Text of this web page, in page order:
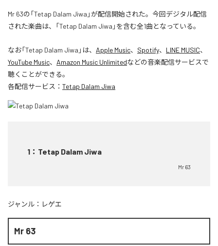
Mr 63の「Tetap Dalam Jiwa」が配信開始された。今回デジタル配信
された楽曲は、「Tetap Dalam Jiwa」を含む全1曲となっている。
なお「Tetap Dalam Jiwa 」は、 Apple Music、 Spotify、 LINE MUSIC、
YouTube Music、 Amazon Music Unlimitedなどの音楽配信サービスで
聴くことができる。
各配信サービス： Tetap Dalam Jiwa
1 ： Tetap Dalam Jiwa
Mr 63
ジャンル： レゲエ
Mr 63